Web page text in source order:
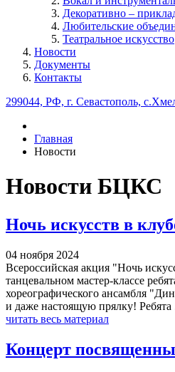
Декоративно –
Любительские
Театральное искусство
Новости
Документы
Контакты
299044, РФ, г. Севастополь,
Главная
Новости
Новости БЦКС
Ночь искусств в
04 ноября 2024
Всероссийская акция "Ночь
танцевальном мастер-классе
хореографического ансамбля
и даже настоящую прялку! Ребята
читать весь материал
Концерт